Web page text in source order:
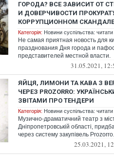
ГОРОДА? ВСЕ ЗАВИСИТ ОТ
И ДОВЕРЧИВОСТИ
КОРРУПЦИОННОМ СКАНДАЛЕ
Категорія: Новини суспільства: читати
Не самая приятная новость для
празднования Дня города и
представителей местной власти.
31.05.2021,
ЯЙЦЯ, ЛИМОНИ ТА КАВА З
ЧЕРЕЗ PROZORRO:
ЗВІТАМИ ПРО ТЕНДЕРИ
Категорія: Новини суспільства: читати
Музично-драматичний театр з
Дніпропетровській області,
через систему закупівель Prozorro.
25.03.2021,